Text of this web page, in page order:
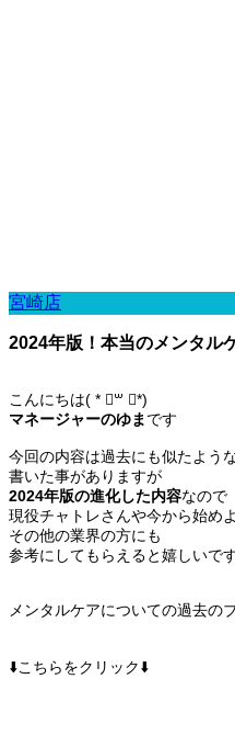
宮崎店
2024年版！本当のメンタル
こんにちは( * ॑꒳ ॑*)
マネージャーのゆま です
今回の内容は過去にも似たよう
書いた事がありますが
2024年版の進化した内容なので
現役チャトレさんや今から始め
その他の業界の方にも
参考にしてもらえると嬉しいで
メンタルケアについての過去の
⬇️こちらをクリック⬇️